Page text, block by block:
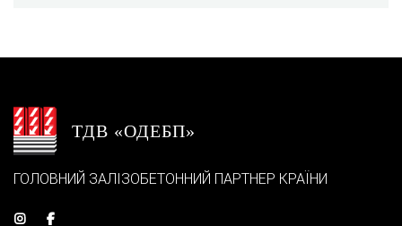
ТДВ «ОДЕБП»
ГОЛОВНИЙ ЗАЛІЗОБЕТОННИЙ ПАРТНЕР КРАЇНИ